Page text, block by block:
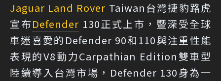
Jaguar Land Rover Taiwan台灣捷豹路虎
宣布Defender 130正式上市，暨深受全球
車迷喜愛的Defender 90和110與注重性能
表現的V8動力Carpathian Edition雙車型
陸續導入台灣市場，Defender 130身為一